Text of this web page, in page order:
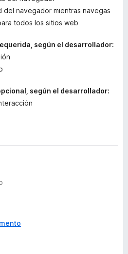
del navegador mientras navegas
todos los sitios web
según el desarrollador:
según el desarrollador: